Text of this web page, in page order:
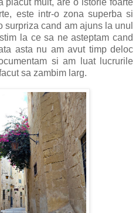
placut mult, are o istorie foarte
este intr-o zona superba si
surpriza cand am ajuns la unul
la ce sa ne asteptam cand
asta nu am avut timp deloc
si am luat lucrurile
sa zambim larg.